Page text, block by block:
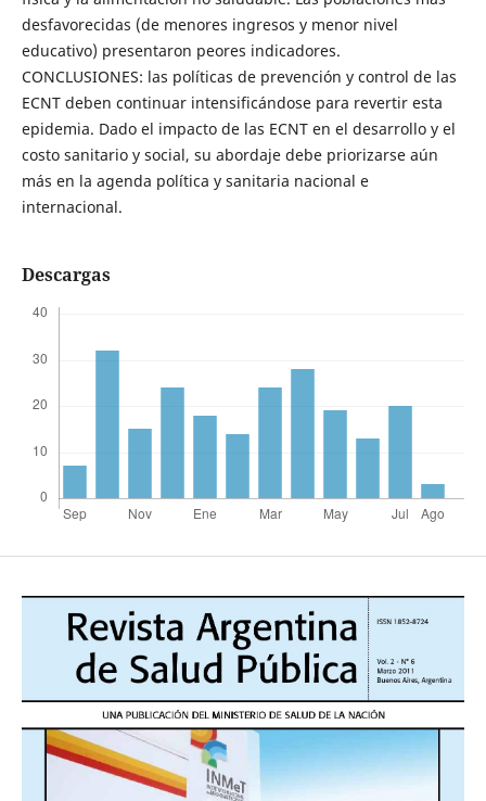
desfavorecidas (de menores ingresos y menor nivel
educativo) presentaron peores indicadores.
CONCLUSIONES: las políticas de prevención y control de las
ECNT deben continuar intensificándose para revertir esta
epidemia. Dado el impacto de las ECNT en el desarrollo y el
costo sanitario y social, su abordaje debe priorizarse aún
más en la agenda política y sanitaria nacional e
internacional.
Descargas